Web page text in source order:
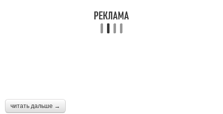
читать дальше →